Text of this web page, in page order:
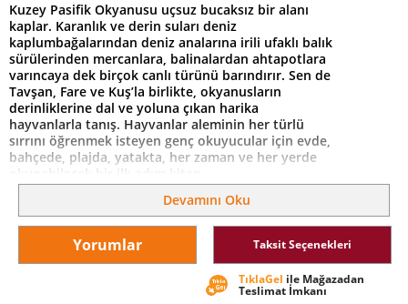
Kuzey Pasifik Okyanusu uçsuz bucaksız bir alanı
kaplar. Karanlık ve derin suları deniz
kaplumbağalarından deniz analarına irili ufaklı balık
sürülerinden mercanlara, balinalardan ahtapotlara
varıncaya dek birçok canlı türünü barındırır. Sen de
Tavşan, Fare ve Kuş’la birlikte, okyanusların
derinliklerine dal ve yoluna çıkan harika
hayvanlarla tanış. Hayvanlar aleminin her türlü
sırrını öğrenmek isteyen genç okuyucular için evde,
bahçede, plajda, yatakta, her zaman ve her yerde
okunabilecek bir ilk adım kitap.
Devamını Oku
Yorumlar Taksit Seçenekleri
TıklaGel ile Mağazadan
Teslimat İmkanı